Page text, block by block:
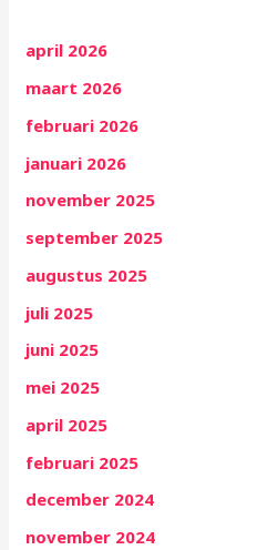
april 2026
maart 2026
februari 2026
januari 2026
november 2025
september 2025
augustus 2025
juli 2025
juni 2025
mei 2025
april 2025
februari 2025
december 2024
november 2024